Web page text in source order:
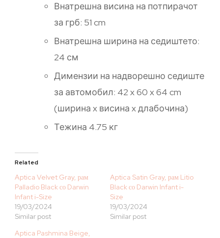
Внатрешна висина на потпирачот
за грб: 51 ​​cm
Внатрешна ширина на седиштето:
24 см
Димензии на надворешно седиште
за автомобил: 42 x 60 x 64 cm
(ширина x висина x длабочина)
Тежина 4.75 кг
Related
Aptica Velvet Gray, рам
Palladio Black со Darwin
Infant i-Size
19/03/2024
Similar post
Aptica Satin Gray, рам Litio
Black со Darwin Infant i-
Size
19/03/2024
Similar post
Aptica Pashmina Beige,